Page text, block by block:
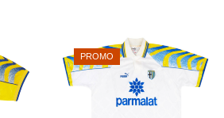
69€. 49€.
PROMO